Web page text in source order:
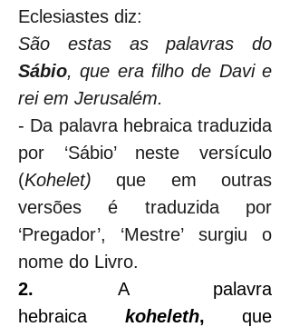
Eclesiastes diz:
Sábio, que era filho de Davi e
rei em Jerusalém.
- Da palavra hebraica traduzida
por ‘Sábio’ neste versículo
(Kohelet) que em outras
versões é traduzida por
‘Pregador’, ‘Mestre’ surgiu o
nome do Livro.
2. A palavra
hebraica koheleth, que